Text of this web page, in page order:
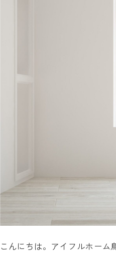
こんにちは。アイフルホーム